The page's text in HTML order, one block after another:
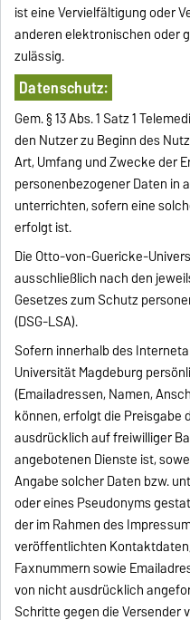
ist eine Vervielfältigung oder
anderen elektronischen oder
zulässig.
Datenschutz:
Gem. § 13 Abs. 1 Satz 1
den Nutzer zu Beginn des
Art, Umfang und Zwecke der
personenbezogener Daten in
unterrichten, sofern eine
erfolgt ist.
Die Otto-von-Guericke-
ausschließlich nach den
Gesetzes zum Schutz
(DSG-LSA).
Sofern innerhalb des
Universität Magdeburg
(Emailadressen, Namen,
können, erfolgt die Preisgabe
ausdrücklich auf freiwilliger
angebotenen Dienste ist,
Angabe solcher Daten bzw.
oder eines Pseudonyms
der im Rahmen des
veröffentlichten
Faxnummern sowie
von nicht ausdrücklich
Schritte gegen die Versender